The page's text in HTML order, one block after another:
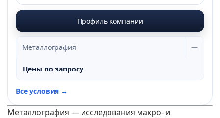
Профиль компании
Металлография —
Цены по запросу
Все условия →
Металлография — исследования макро- и